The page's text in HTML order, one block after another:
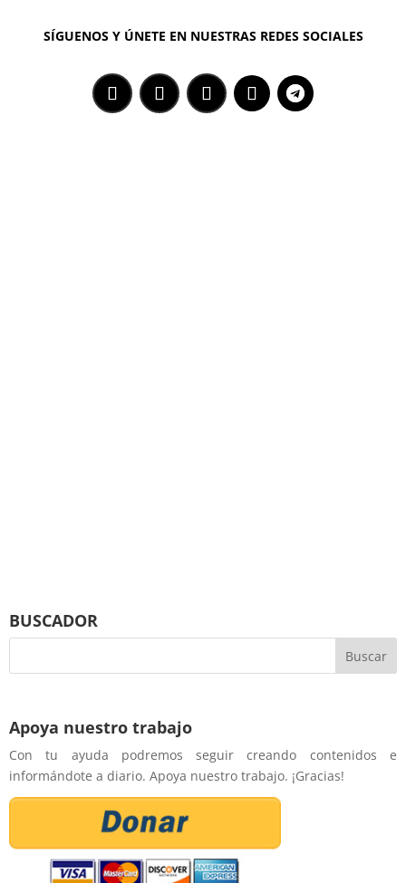
SÍGUENOS Y ÚNETE EN NUESTRAS REDES SOCIALES
BUSCADOR
Apoya nuestro trabajo
Con tu ayuda podremos seguir creando contenidos e
informándote a diario. Apoya nuestro trabajo. ¡Gracias!